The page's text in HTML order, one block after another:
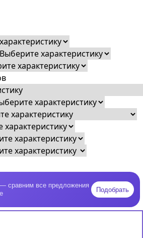
— сравним все предложения
Подобрать